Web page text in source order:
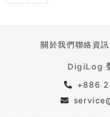
關於我們聯絡資訊
DigiLog
+886